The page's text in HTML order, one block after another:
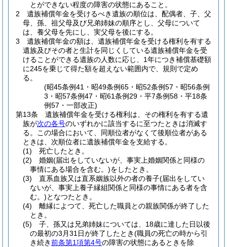
とができない程度の障害の状態にあること。
2
遺族補償年金を受けるべき遺族の順位は、配偶者、子、父
母、孫、祖父母及び兄弟姉妹の順序とし、父母について
は、養父母を先にし、実父母を後にする。
3
遺族補償年金の額は、遺族補償年金を受ける権利を有する
遺族及びその者と生計を同じくしている遺族補償年金を受
けることができる遺族の人数に応じ、1年につき補償基礎額
に245を乗じて得た額を超えない範囲内で、規則で定め
る。
(昭45条例41・昭49条例65・昭52条例57・昭56条例
3・昭57条例47・昭61条例29・平7条例58・平18条
例57・一部改正)
第13条
遺族補償年金を受ける権利は、その権利を有する遺
族が次の各号のいずれかに該当するに至つたときは消滅す
る。
この場合において、同順位者がなくて後順位者がある
ときは、次順位者に遺族補償年金を支給する。
(1)
死亡したとき。
(2)
婚姻(届出をしていないが、事実上婚姻関係と同様の
事情にある場合を含む。)をしたとき。
(3)
直系血族又は直系姻族以外の者の養子(届出をしてい
ないが、事実上養子縁組関係と同様の事情にある者を含
む。)となつたとき。
(4)
離縁によつて、死亡した職員との親族関係が終了した
とき。
(5)
子、孫又は兄弟姉妹については、18歳に達した日以後
の最初の3月31日が終了したとき(職員の死亡の時から引
き続き前条第1項第4号の障害の状態にあるときを除